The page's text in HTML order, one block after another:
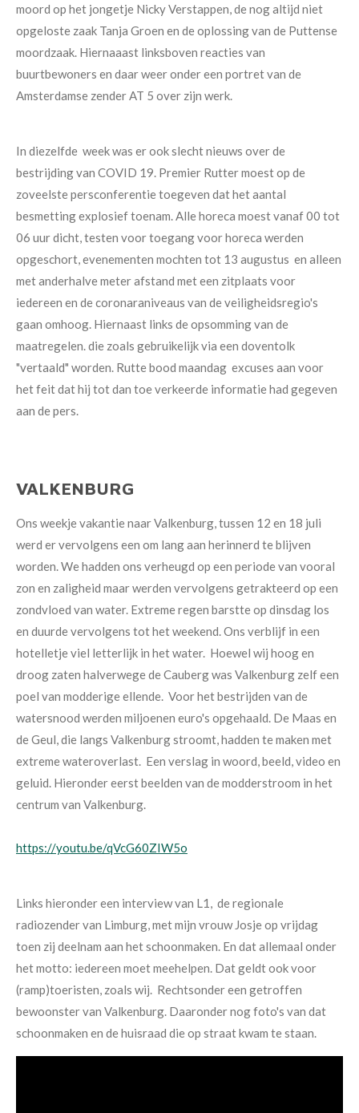
moord op het jongetje Nicky Verstappen, de nog altijd niet
opgeloste zaak Tanja Groen en de oplossing van de Puttense
moordzaak. Hiernaaast linksboven reacties van
buurtbewoners en daar weer onder een portret van de
Amsterdamse zender AT 5 over zijn werk.
In diezelfde week was er ook slecht nieuws over de
bestrijding van COVID 19. Premier Rutter moest op de
zoveelste persconferentie toegeven dat het aantal
besmetting explosief toenam. Alle horeca moest vanaf 00 tot
06 uur dicht, testen voor toegang voor horeca werden
opgeschort, evenementen mochten tot 13 augustus en alleen
met anderhalve meter afstand met een zitplaats voor
iedereen en de coronaraniveaus van de veiligheidsregio's
gaan omhoog. Hiernaast links de opsomming van de
maatregelen. die zoals gebruikelijk via een doventolk
"vertaald" worden. Rutte bood maandag excuses aan voor
het feit dat hij tot dan toe verkeerde informatie had gegeven
aan de pers.
VALKENBURG
Ons weekje vakantie naar Valkenburg, tussen 12 en 18 juli
werd er vervolgens een om lang aan herinnerd te blijven
worden. We hadden ons verheugd op een periode van vooral
zon en zaligheid maar werden vervolgens getrakteerd op een
zondvloed van water. Extreme regen barstte op dinsdag los
en duurde vervolgens tot het weekend. Ons verblijf in een
hotelletje viel letterlijk in het water. Hoewel wij hoog en
droog zaten halverwege de Cauberg was Valkenburg zelf een
poel van modderige ellende. Voor het bestrijden van de
watersnood werden miljoenen euro's opgehaald. De Maas en
de Geul, die langs Valkenburg stroomt, hadden te maken met
extreme wateroverlast. Een verslag in woord, beeld, video en
geluid. Hieronder eerst beelden van de modderstroom in het
centrum van Valkenburg.
https://youtu.be/qVcG60ZIW5o
Links hieronder een interview van L1, de regionale
radiozender van Limburg, met mijn vrouw Josje op vrijdag
toen zij deelnam aan het schoonmaken. En dat allemaal onder
het motto: iedereen moet meehelpen. Dat geldt ook voor
(ramp)toeristen, zoals wij. Rechtsonder een getroffen
bewoonster van Valkenburg. Daaronder nog foto's van dat
schoonmaken en de huisraad die op straat kwam te staan.